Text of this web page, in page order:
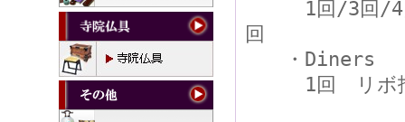
1回/3回/4回/
回
・Diners
1回 リボ